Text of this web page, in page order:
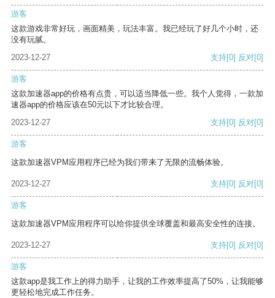
游客
这款游戏非常好玩，画面精美，玩法丰富。我已经玩了好几个小时，还
没有玩腻。
2023-12-27
支持[0] 反对[0]
游客
这款加速器app的价格有点贵，可以适当降低一些。我个人觉得，一款加
速器app的价格应该在50元以下才比较合理。
2023-12-27
支持[0] 反对[0]
游客
这款加速器VPM应用程序已经为我们带来了无限的流畅体验。
2023-12-27 支持[0] 反对[0]
游客
这款加速器VPM应用程序可以给你提供全球覆盖和最高安全性的连接。
2023-12-27 支持[0] 反对[0]
游客
这款app是我工作上的得力助手，让我的工作效率提高了50%，让我能够
更轻松地完成工作任务。